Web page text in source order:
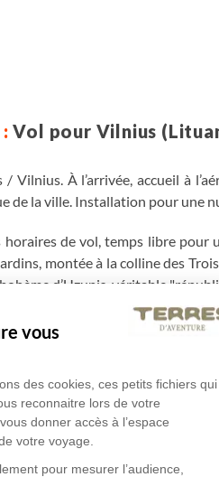
vous
des cookies, ces petits fichiers qui
reconnaitre lors de votre
donner accès à l’espace
votre voyage.
pour mesurer l’audience,
Vol pour Vilnius
/ Vilnius. À l’arrivée, accueil à
de la ville. Installation pour une
horaires de vol, temps libre pour
montée à la colline des
d’Uzupis, véritable